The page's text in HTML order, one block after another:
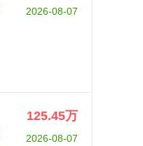
2026-08-07
125.45万
2026-08-07